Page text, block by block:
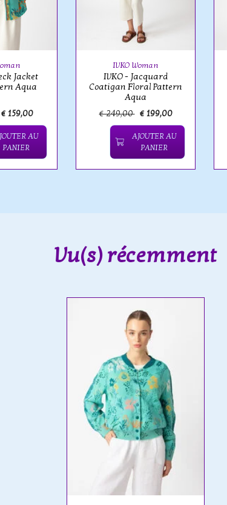
Jacket
Aqua
€ 159,00
AU
PANIER
IVKO Woman
IVKO - Jacquard
Coatigan Floral Pattern
Aqua
€ 249,00 € 199,00
AJOUTER AU
PANIER
Vu(s) récemment